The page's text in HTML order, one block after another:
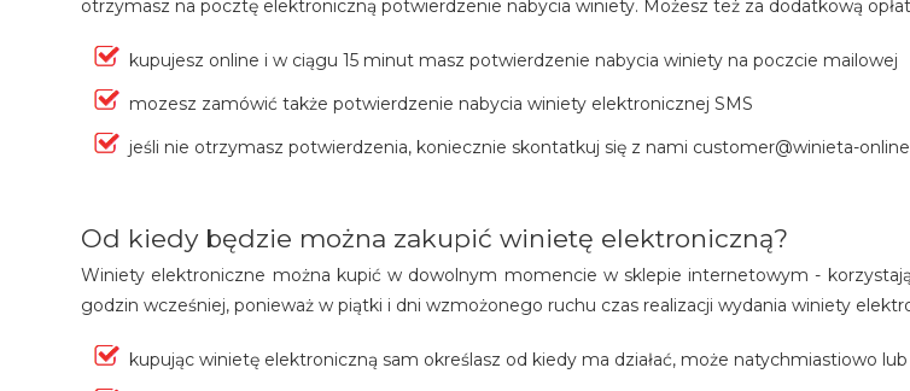
otrzymasz na pocztę elektroniczną potwierdzenie nabycia winiety. Możesz też za dodatkową
kupujesz online i w ciągu 15 minut masz potwierdzenie nabycia winiety na poczcie mailowej
mozesz zamówić także potwierdzenie nabycia winiety elektronicznej SMS
jeśli nie otrzymasz potwierdzenia, koniecznie skontatkuj się z nami customer@winieta-
Od kiedy będzie można zakupić winietę elektroniczną?
Winiety elektroniczne można kupić w dowolnym momencie w sklepie internetowym -
godzin wcześniej, ponieważ w piątki i dni wzmożonego ruchu czas realizacji wydania winiety
kupując winietę elektroniczną sam określasz od kiedy ma działać, może natychmiastiowo